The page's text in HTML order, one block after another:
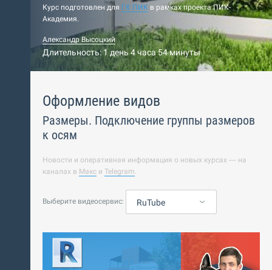
Курс подготовлен для ГК ПИК в рамках проекта ПИК-
Академия.
Александр Высоцкий
Длительность: 1 день 4 часа 54 минуты
Оформление видов
Размеры. Подключение группы размеров
к осям
Новости и оперативная информация о новых курсах — на
каналах в Макс и Telegram.
Выберите видеосервис: RuTube